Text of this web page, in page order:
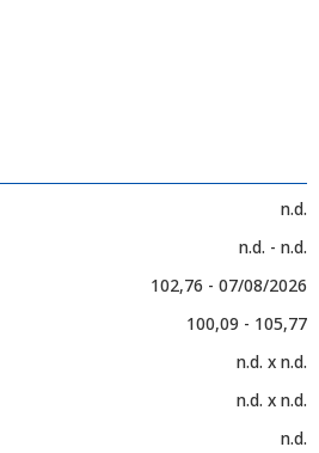
n.d.
n.d. - n.d.
102,76 - 07/08/2026
100,09 - 105,77
n.d. x n.d.
n.d. x n.d.
n.d.